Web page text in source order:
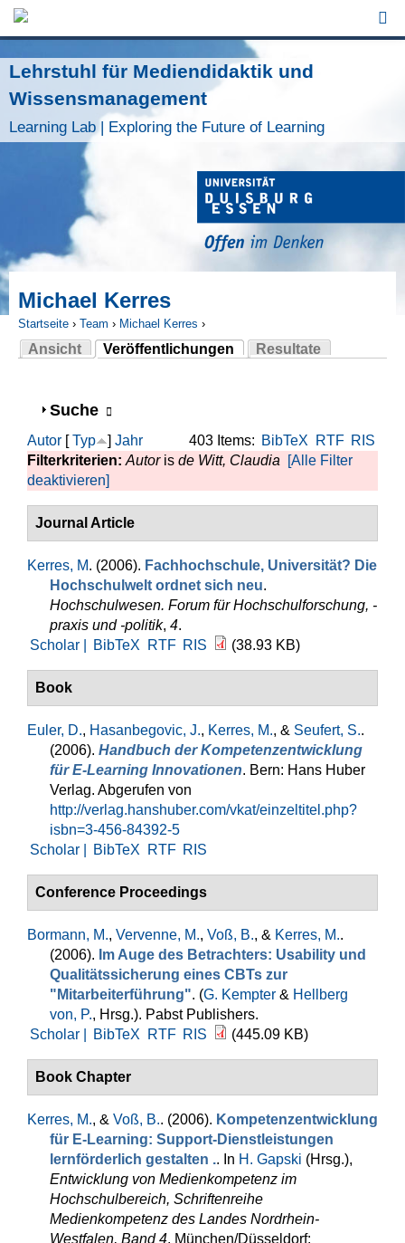
Jump to Navigation
Lehrstuhl für Mediendidaktik und
Wissensmanagement
Learning Lab | Exploring the Future of Learning
Michael Kerres
Sie sind hier
Startseite › Team › Michael Kerres ›
Ansicht
Veröffentlichungen
(aktiver Reiter)
Resultate
Anzeigen
Suche
403 Items: BibTeX RTF RIS
Autor [Typ ] Jahr
Filterkriterien: Autoris de Witt, Claudia
[Alle Filter
deaktivieren]
Journal Article
Kerres, M. (2006). Fachhochschule, Universität? Die
Hochschulwelt ordnet sich neu.
Hochschulwesen. Forum für Hochschulforschung, -
praxis und -politik, 4.
Scholar |
BibTeX RTF RIS (38.93 KB)
Book
Euler, D., Hasanbegovic, J., Kerres, M., & Seufert, S..
(2006). Handbuch der Kompetenzentwicklung
für E-Learning Innovationen. Bern: Hans Huber
Verlag. Abgerufen von
http://verlag.hanshuber.com/vkat/einzeltitel.php?
isbn=3-456-84392-5
Scholar |
BibTeX RTF RIS
Conference Proceedings
Bormann, M., Vervenne, M., Voß, B., & Kerres, M..
(2006). Im Auge des Betrachters: Usability und
Qualitätssicherung eines CBTs zur
"Mitarbeiterführung". (G. Kempter & Hellberg
von, P., Hrsg.). Pabst Publishers.
Scholar |
BibTeX RTF RIS (445.09 KB)
Book Chapter
Kerres, M., & Voß, B.. (2006). Kompetenzentwicklung
für E-Learning: Support-Dienstleistungen
lernförderlich gestalten .. In H. Gapski (Hrsg.),
Entwicklung von Medienkompetenz im
Hochschulbereich, Schriftenreihe
Medienkompetenz des Landes Nordrhein-
Westfalen, Band 4. München/Düsseldorf: